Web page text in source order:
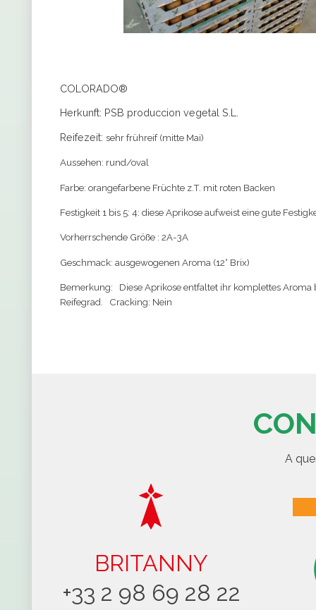
COLORADO®
Herkunft: PSB produccion vegetal S.L.
Reifezeit: sehr frühreif (mitte Mai)
Aussehen: rund/oval
Farbe: orangefarbene Früchte z.T. mit roten Backen
Festigkeit 1 bis 5: 4: diese Aprikose aufweist eine gute
Vorherrschende Größe : 2A-3A
Geschmack: ausgewogenen Aroma (12° Brix)
Bemerkung:
Diese Aprikose entfaltet ihr komplettes Aroma
Reifegrad. Cracking: Nein
A
BRITANNY
+33 2 98 69 28 22